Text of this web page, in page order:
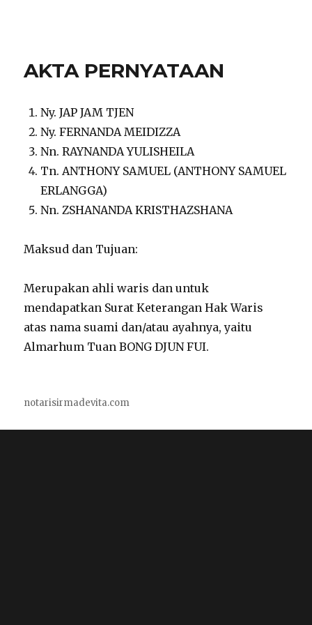
AKTA PERNYATAAN
Ny. JAP JAM TJEN
Ny. FERNANDA MEIDIZZA
Nn. RAYNANDA YULISHEILA
Tn. ANTHONY SAMUEL (ANTHONY SAMUEL
ERLANGGA)
Nn. ZSHANANDA KRISTHAZSHANA
Maksud dan Tujuan:
Merupakan ahli waris dan untuk
mendapatkan Surat Keterangan Hak Waris
atas nama suami dan/atau ayahnya, yaitu
Almarhum Tuan BONG DJUN FUI.
notarisirmadevita.com